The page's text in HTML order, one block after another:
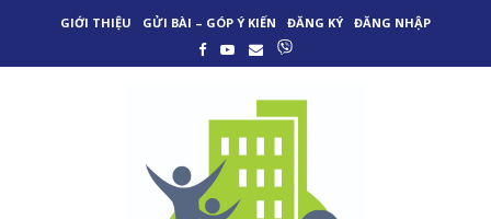
GIỚI THIỆU GỬI BÀI – GÓP Ý KIẾN ĐĂNG KÝ ĐĂNG NHẬP